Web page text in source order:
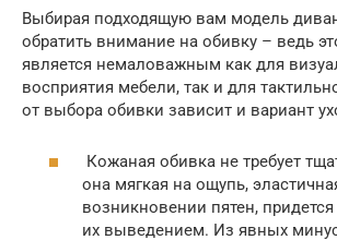
Выбирая подходящую вам модель
обратить внимание на обивку – ведь
является немаловажным как для
восприятия мебели, так и для
от выбора обивки зависит и вариант
Кожаная обивка не требует
она мягкая на ощупь,
возникновении пятен,
их выведением. Из явных